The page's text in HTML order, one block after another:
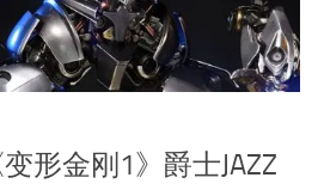
形金刚1》爵士JAZZ